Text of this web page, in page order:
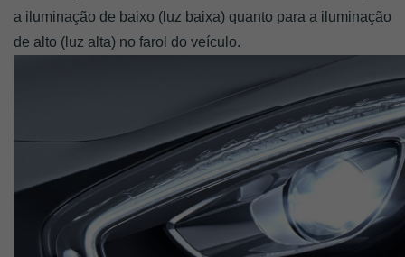
a iluminação de baixo (luz baixa) quanto para a iluminação
de alto (luz alta) no farol do veículo.